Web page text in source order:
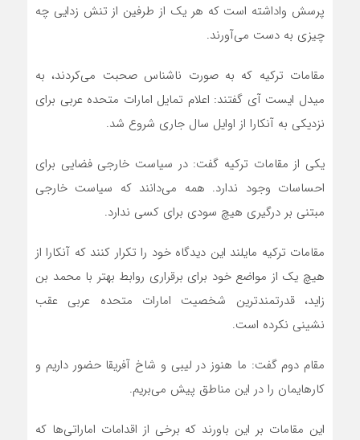
پرسش واداشته است که هر یک از طرفین از تنش زدایی چه
چیزی به دست می‌آورند.
مقامات ترکیه که به صورت ناشناس صحبت می‌کردند، به
میدل ایست آی گفتند: اعلام تمایل امارات متحده عربی برای
نزدیکی به آنکارا از اوایل سال جاری شروع شد.
یکی از مقامات ترکیه گفت: در سیاست خارجی فضایی برای
احساسات وجود ندارد. همه می‌دانند که سیاست خارجی
مبتنی بر درگیری هیچ سودی برای کسی ندارد.
مقامات ترکیه مایلند این دیدگاه خود را تکرار کنند که آنکارا از
هیچ یک از مواضع خود برای برقراری روابط بهتر با محمد بن
زاید، قدرتمندترین شخصیت امارات متحده عربی عقب
نشینی نکرده است.
مقام دوم گفت: ما هنوز در لیبی و شاخ آفریقا حضور داریم و
کارهایمان را در این مناطق پیش می‌بریم.
این مقامات بر این باورند که برخی از اقدامات اماراتی‌ها که